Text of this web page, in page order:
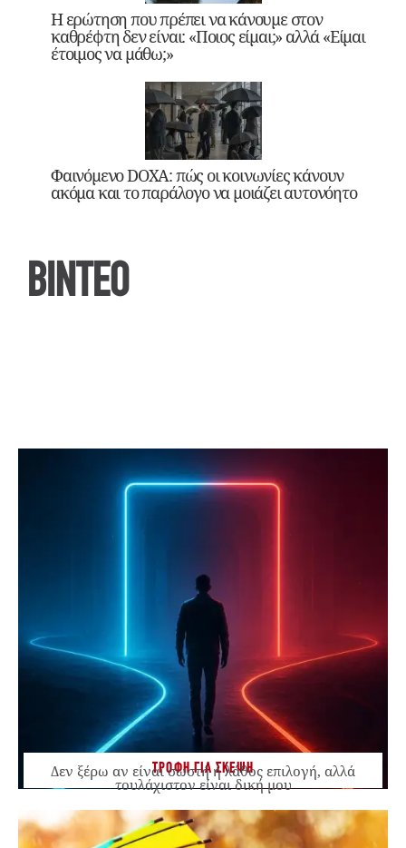
Η ερώτηση που πρέπει να κάνουμε στον
καθρέφτη δεν είναι: «Ποιος είμαι;» αλλά «Είμαι
έτοιμος να μάθω;»
Φαινόμενο DOXA: πώς οι κοινωνίες κάνουν
ακόμα και το παράλογο να μοιάζει αυτονόητο
ΒΙΝΤΕΟ
ΤΡΟΦΗ ΓΙΑ ΣΚΕΨΗ
Δεν ξέρω αν είναι σωστή ή λάθος επιλογή, αλλά
τουλάχιστον είναι δική μου